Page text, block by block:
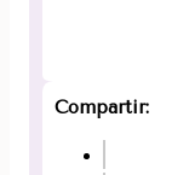
Compartir: